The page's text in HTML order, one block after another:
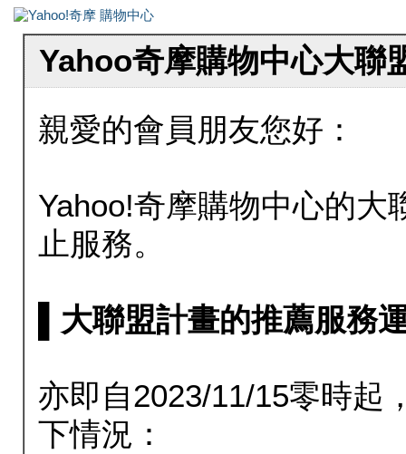
Yahoo奇摩購物中心大聯
親愛的會員朋友您好：
Yahoo!奇摩購物中心的大
止服務。
▌大聯盟計畫的推薦服務
亦即自2023/11/15零時起
下情況：